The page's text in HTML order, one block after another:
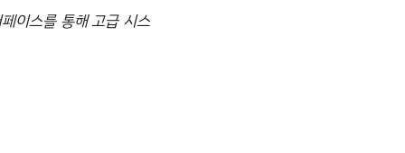
이스를 통해 고급 시스